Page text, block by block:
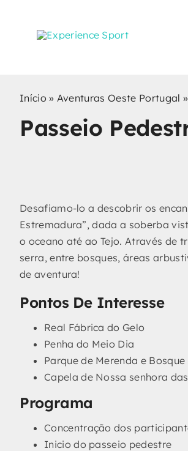
Início » Aventuras Oeste Portugal »
Passeio
Desafiamo-lo a descobrir os
Estremadura”, dada a soberba
o oceano até ao Tejo. Através de
serra, entre bosques, áreas
de aventura!
Pontos De Interesse
Real Fábrica do Gelo
Penha do Meio Dia
Parque de Merenda e
Capela de Nossa senhora
Programa
Concentração dos
Inicio do passeio pedestre